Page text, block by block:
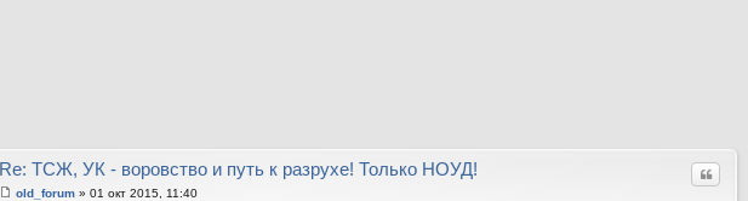
Re: ТСЖ, УК - воровство и путь к разрухе! Только НОУД!
old_forum » 01 окт 2015, 11:40